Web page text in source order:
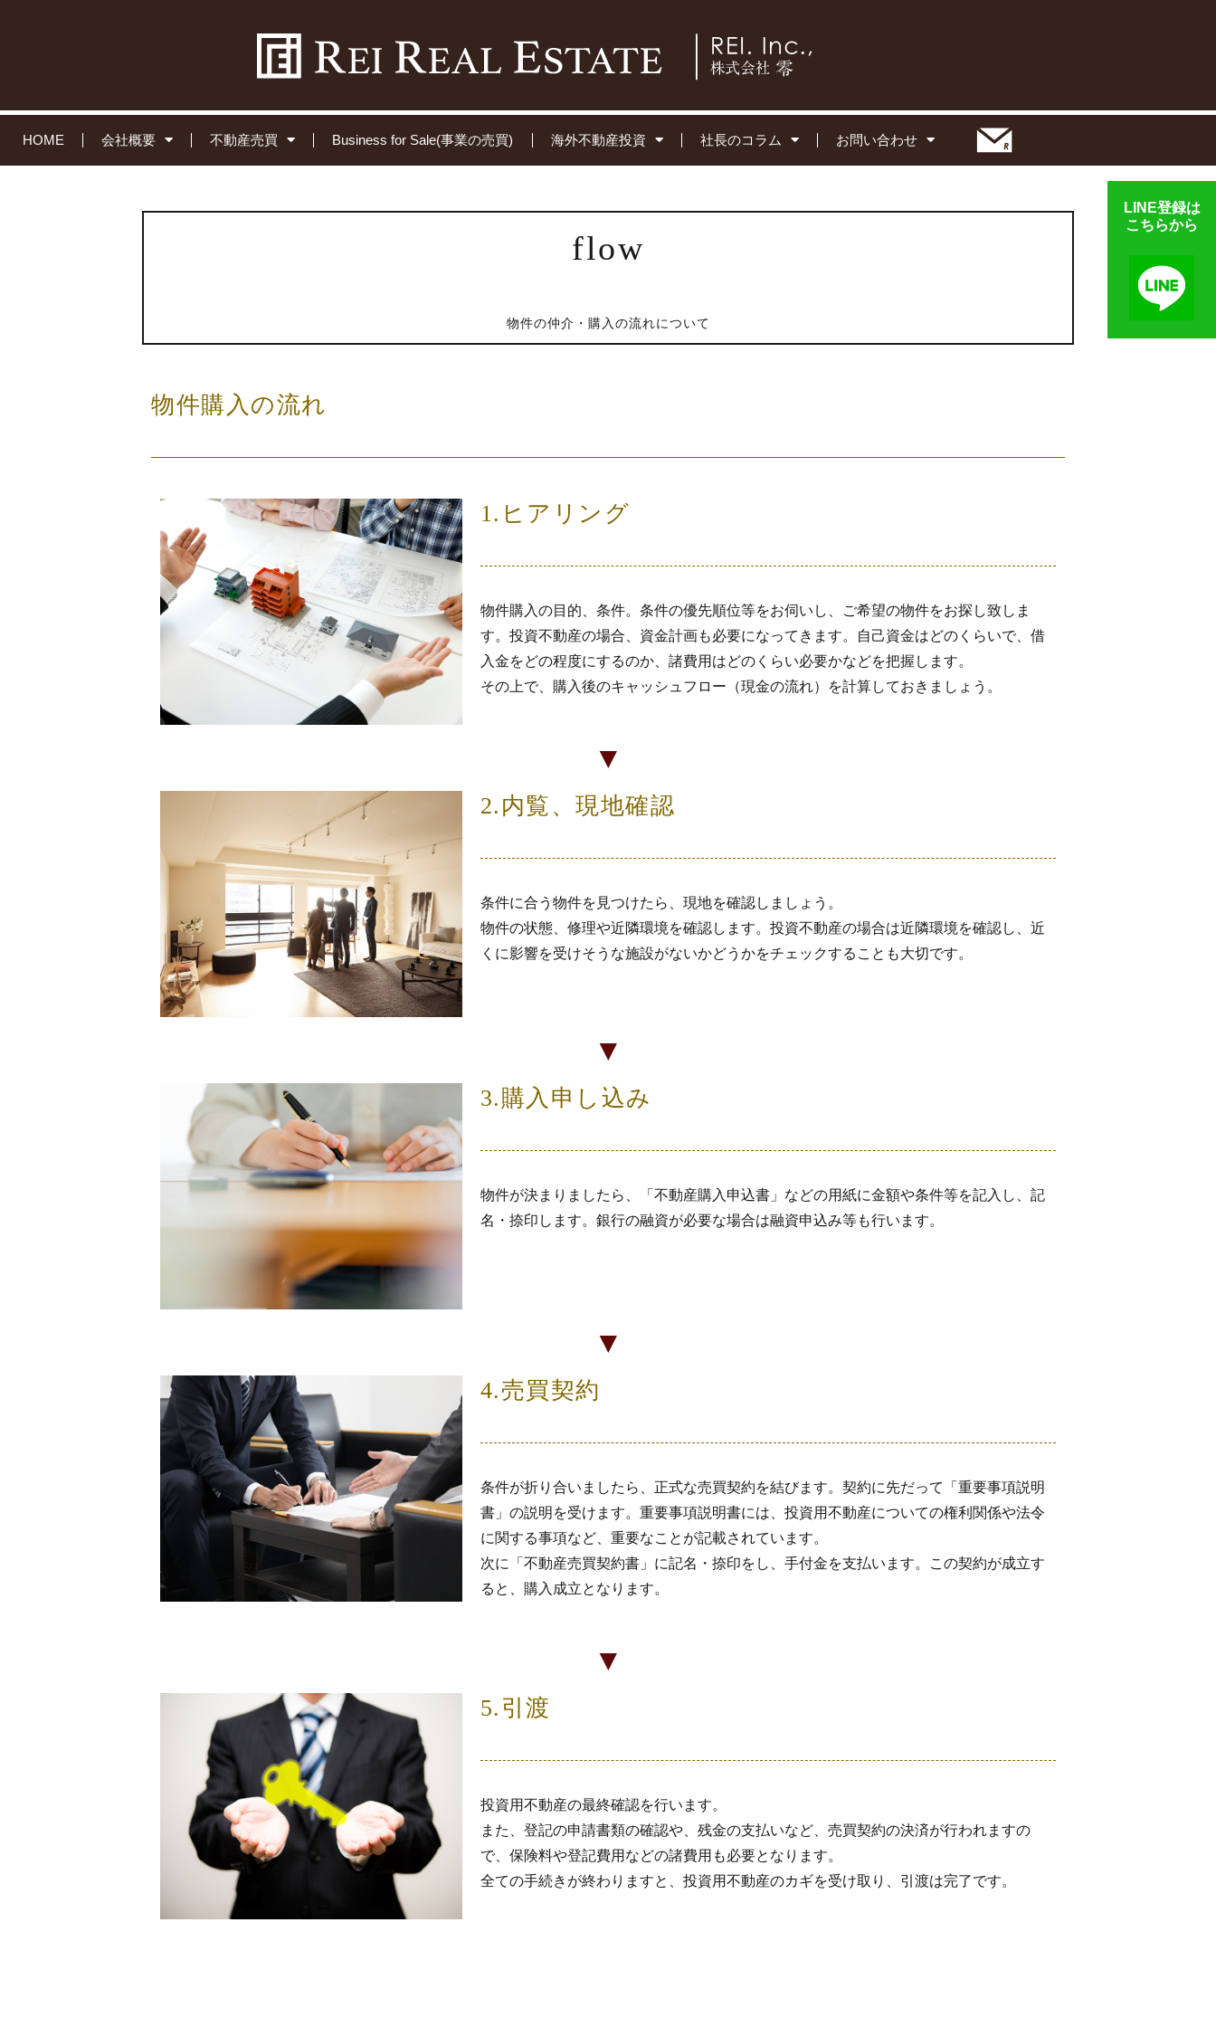
HOME 会社概要 不動産売買 Business for Sale(事業の売買) 海外不動産投資 社長のコラム お問い合わせ
LINE登録は
こちらから
flow
物件の仲介・購入の流れについて
物件購入の流れ
1.ヒアリング
物件購入の目的、条件。条件の優先順位等をお伺いし、ご希望の物件をお探し致しま
す。投資不動産の場合、資金計画も必要になってきます。自己資金はどのくらいで、借
入金をどの程度にするのか、諸費用はどのくらい必要かなどを把握します。
その上で、購入後のキャッシュフロー（現金の流れ）を計算しておきましょう。
▼
2.内覧、現地確認
条件に合う物件を見つけたら、現地を確認しましょう。
物件の状態、修理や近隣環境を確認します。投資不動産の場合は近隣環境を確認し、近
くに影響を受けそうな施設がないかどうかをチェックすることも大切です。
▼
3.購入申し込み
物件が決まりましたら、「不動産購入申込書」などの用紙に金額や条件等を記入し、記
名・捺印します。銀行の融資が必要な場合は融資申込み等も行います。
▼
4.売買契約
条件が折り合いましたら、正式な売買契約を結びます。契約に先だって「重要事項説明
書」の説明を受けます。重要事項説明書には、投資用不動産についての権利関係や法令
に関する事項など、重要なことが記載されています。
次に「不動産売買契約書」に記名・捺印をし、手付金を支払います。この契約が成立す
ると、購入成立となります。
▼
5.引渡
投資用不動産の最終確認を行います。
また、登記の申請書類の確認や、残金の支払いなど、売買契約の決済が行われますの
で、保険料や登記費用などの諸費用も必要となります。
全ての手続きが終わりますと、投資用不動産のカギを受け取り、引渡は完了です。